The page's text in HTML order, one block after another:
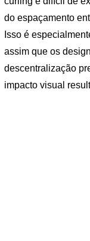
do espaçamento
Isso é
assim que os
descentralização
impacto visual